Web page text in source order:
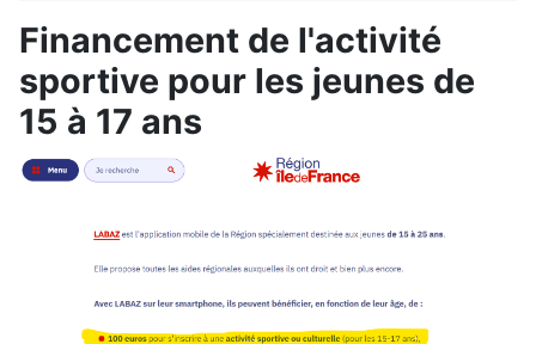
Financement de l'activité
sportive pour les jeunes de
15 à 17 ans